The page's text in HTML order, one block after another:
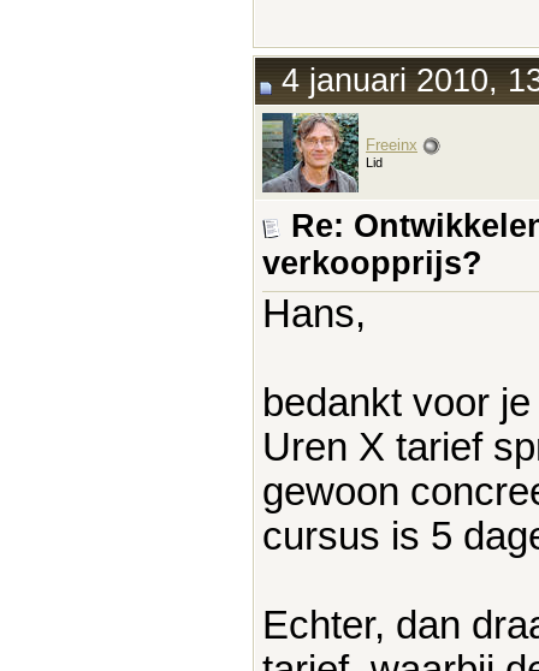
4 januari 2010,
Freeinx
Lid
Re:
verkoopprijs?
Hans,
bedankt voor
Uren X tarief
gewoon
cursus is 5
Echter, dan